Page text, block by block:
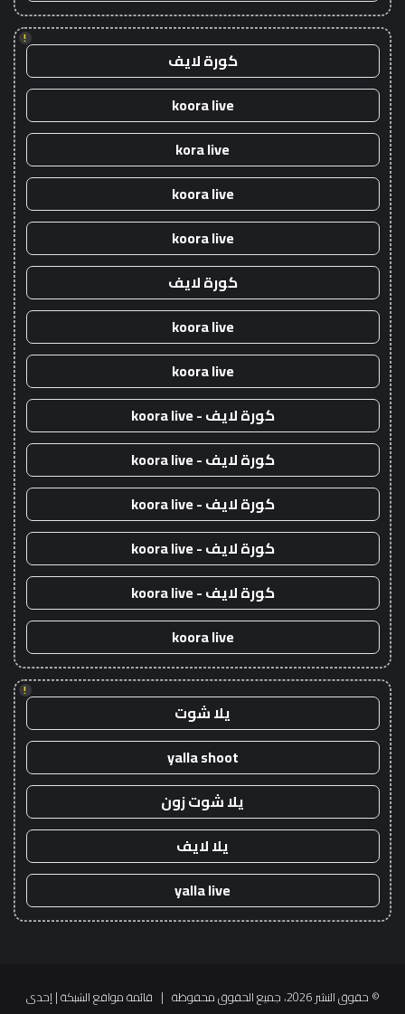
!
كورة لايف
koora live
kora live
koora live
koora live
كورة لايف
koora live
koora live
كورة لايف - koora live
كورة لايف - koora live
كورة لايف - koora live
كورة لايف - koora live
كورة لايف - koora live
koora live
!
يلا شوت
yalla shoot
يلا شوت زون
يلا لايف
yalla live
© حقوق النشر 2026، جميع الحقوق محفوظة | قائمة مواقع الشبكة| إحدى